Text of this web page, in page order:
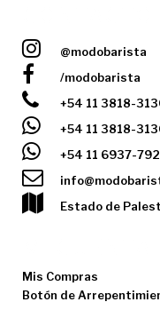
@modobarista
/modobarista
+54 11 3818-
+54 11 3818-
+54 11 6937-
Estado de
Mis Compras
Botón de